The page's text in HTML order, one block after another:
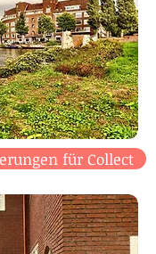
für Collect